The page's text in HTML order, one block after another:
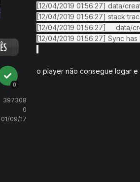
0
397308
0
01/09/17
[12/04/2019 01:56:27] data/
[12/04/2019 01:56:27] stack
[12/04/2019 01:56:27] data/
[12/04/2019 01:56:27] Sync
o player não consegue logar e